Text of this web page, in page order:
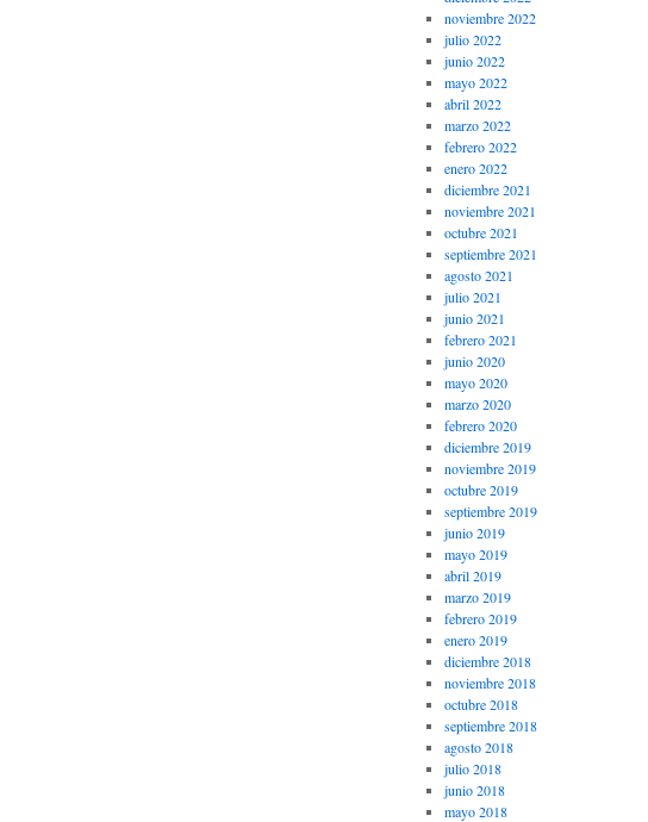
noviembre 2022
julio 2022
junio 2022
mayo 2022
abril 2022
marzo 2022
febrero 2022
enero 2022
diciembre 2021
noviembre 2021
octubre 2021
septiembre 2021
agosto 2021
julio 2021
junio 2021
febrero 2021
junio 2020
mayo 2020
marzo 2020
febrero 2020
diciembre 2019
noviembre 2019
octubre 2019
septiembre 2019
junio 2019
mayo 2019
abril 2019
marzo 2019
febrero 2019
enero 2019
diciembre 2018
noviembre 2018
octubre 2018
septiembre 2018
agosto 2018
julio 2018
junio 2018
mayo 2018